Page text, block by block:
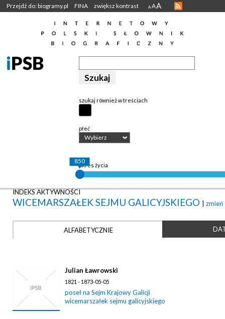
Przejdź do: biogramy.pl FINA zwiększ kontrast A AA
szukaj również w treściach
płeć
Wybierz
okres życia
850
INDEKS AKTYWNOŚCI
WICEMARSZAŁEK SEJMU GALICYJSKIEGO | zmień
ALFABETYCZNIE
Julian Ławrowski
1821 - 1873-05-05
poseł na Sejm Krajowy Galicji
wicemarszałek sejmu galicyjskiego